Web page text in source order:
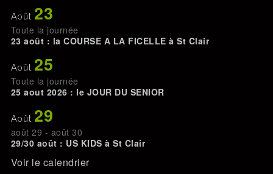
Août 23
Toute la journée
23 août : la COURSE A LA FICELLE à St Clair
Août 25
Toute la journée
25 aout 2026 : le JOUR DU SENIOR
Août 29
août 29 - août 30
29/30 août : US KIDS à St Clair
Voir le calendrier